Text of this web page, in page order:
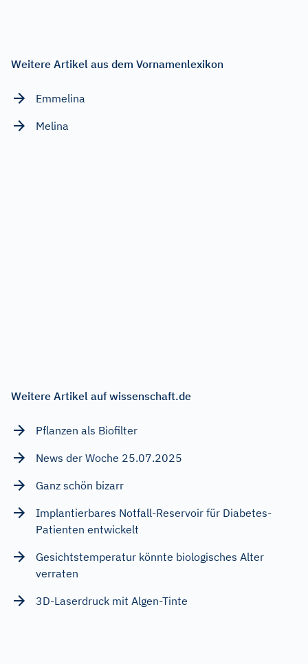
Weitere Artikel aus dem Vornamenlexikon
Emmelina
Melina
Weitere Artikel auf wissenschaft.de
Pflanzen als Biofilter
News der Woche 25.07.2025
Ganz schön bizarr
Implantierbares Notfall-Reservoir für Diabetes-
Patienten entwickelt
Gesichtstemperatur könnte biologisches Alter
verraten
3D-Laserdruck mit Algen-Tinte